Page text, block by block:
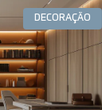
DECORAÇÃO